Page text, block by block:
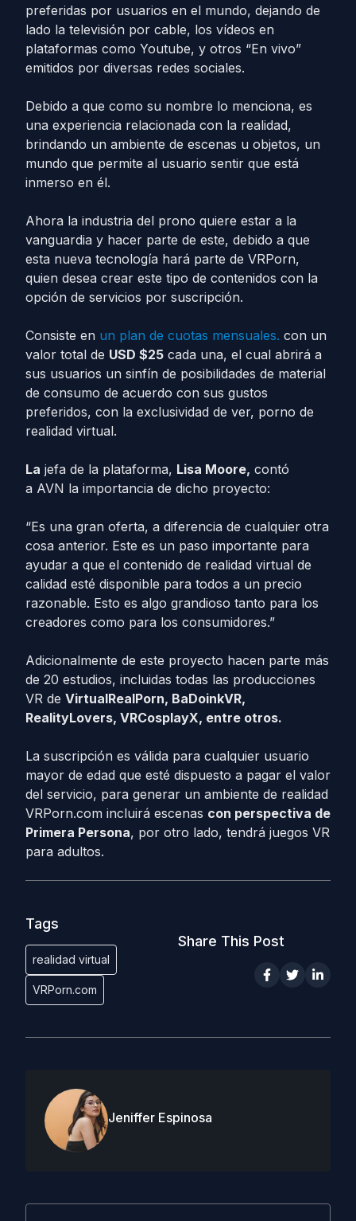
preferidas por usuarios en el mundo, dejando de
lado la televisión por cable, los vídeos en
plataformas como Youtube, y otros “En vivo”
emitidos por diversas redes sociales.
Debido a que como su nombre lo menciona, es
una experiencia relacionada con la realidad,
brindando un ambiente de escenas u objetos, un
mundo que permite al usuario sentir que está
inmerso en él.
Ahora la industria del prono quiere estar a la
vanguardia y hacer parte de este, debido a que
esta nueva tecnología hará parte de VRPorn,
quien desea crear este tipo de contenidos con la
opción de servicios por suscripción.
Consiste en un plan de cuotas mensuales. con un
valor total de USD $25 cada una, el cual abrirá a
sus usuarios un sinfín de posibilidades de material
de consumo de acuerdo con sus gustos
preferidos, con la exclusividad de ver, porno de
realidad virtual.
La jefa de la plataforma, Lisa Moore, contó
a AVN la importancia de dicho proyecto:
“Es una gran oferta, a diferencia de cualquier otra
cosa anterior. Este es un paso importante para
ayudar a que el contenido de realidad virtual de
calidad esté disponible para todos a un precio
razonable. Esto es algo grandioso tanto para los
creadores como para los consumidores.”
Adicionalmente de este proyecto hacen parte más
de 20 estudios, incluidas todas las producciones
VR de VirtualRealPorn, BaDoinkVR,
RealityLovers, VRCosplayX, entre otros.
La suscripción es válida para cualquier usuario
mayor de edad que esté dispuesto a pagar el valor
del servicio, para generar un ambiente de realidad
VRPorn.com incluirá escenas con perspectiva de
Primera Persona, por otro lado, tendrá juegos VR
para adultos.
Tags
realidad virtual
VRPorn.com
Share This Post
Jeniffer Espinosa